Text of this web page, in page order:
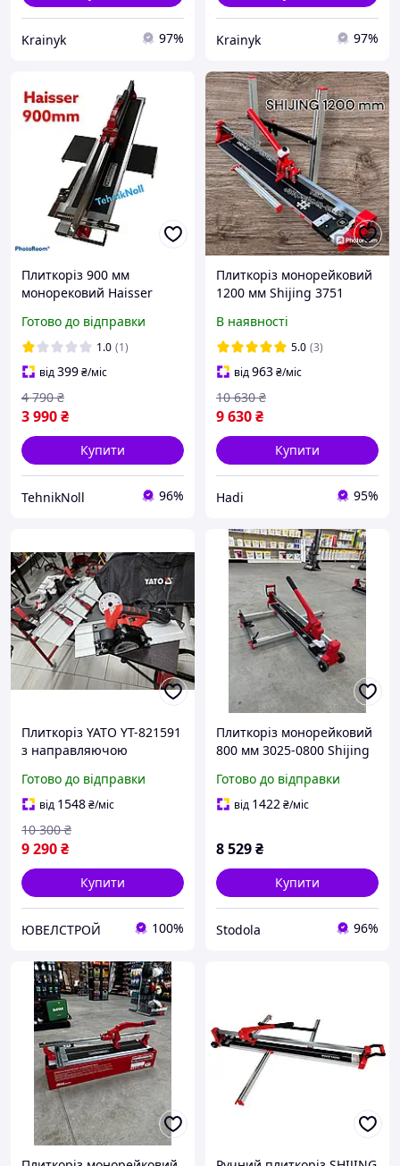
Krainyk 97% Krainyk 97%
Плиткоріз 900 мм
монорековий Haisser
ручний на підшипниках
Готово до відправки
1.0 (1)
від399₴/міс
3 990₴
4 790 ₴
Купити
TehnikNoll 96%
Плиткоріз монорейковий
1200 мм Shijing 3751
професійний на
підшипниках
В наявності
5.0 (3)
від963₴/міс
9 630₴
10 630 ₴
Купити
Hadi 95%
Плиткоріз YATO YT-821591
з направляючою
Готово до відправки
від 1548₴/міс
9 290₴
10 300 ₴
Купити
ЮВЕЛСТРОЙ 100%
Плиткоріз монорейковий
800 мм 3025-0800 Shijing
Готово до відправки
від 1422₴/міс
8 529₴
Купити
Stodola 96%